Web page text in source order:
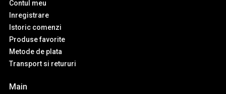
Contul meu
Inregistrare
Istoric comenzi
Produse favorite
Metode de plata
Transport si retururi
Main